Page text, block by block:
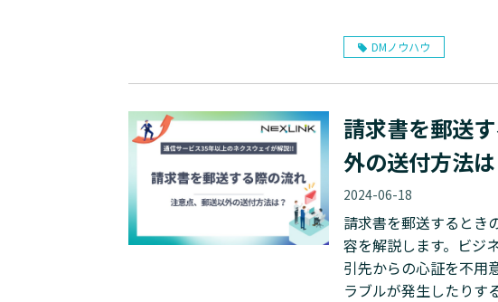
DMノウハウ
請求書を郵送
外の送付方法は
2024-06-18
請求書を郵送するとき
容を解説します。ビジ
引先からの心証を不用
ラブルが発生したりす